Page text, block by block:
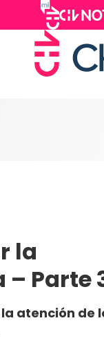
la
Parte
atención de